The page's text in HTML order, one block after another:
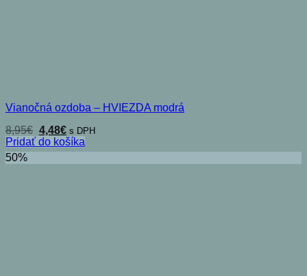
Vianočná ozdoba – HVIEZDA modrá
8,95€ Pôvodná
cena
bola:
8,95€.
4,48€Aktuálna
cena
je:
4,48€.
s DPH
Pridať do košíka
50%